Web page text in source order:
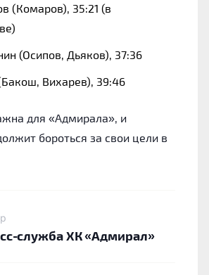
(Комаров), 35:21 (в
(Осипов, Дьяков), 37:36
Вихарев), 39:46
для «Адмирала», и
бороться за свои цели в
служба ХК «Адмирал»